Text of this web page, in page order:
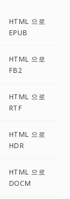
HTML 으로
EPUB
HTML 으로
FB2
HTML 으로
RTF
HTML 으로
HDR
HTML 으로
DOCM